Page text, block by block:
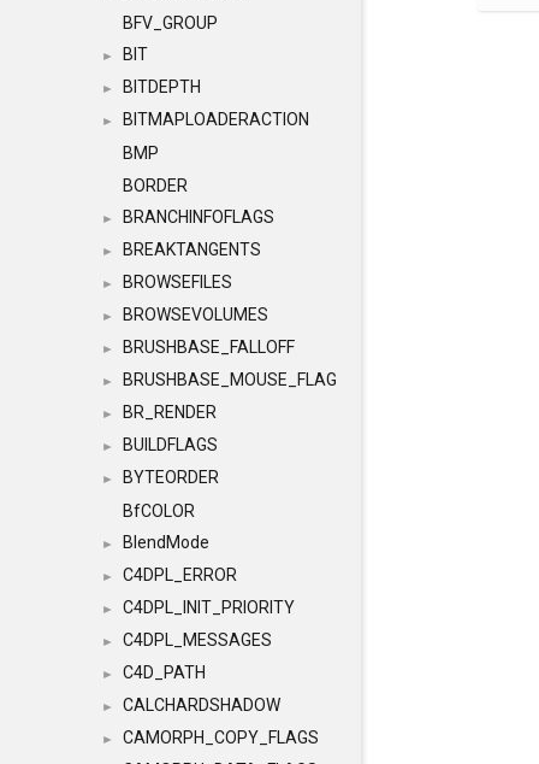
BFV_GROUP
► BIT
► BITDEPTH
►
BITMAPLOADERACTION
BMP
BORDER
► BRANCHINFOFLAGS
► BREAKTANGENTS
► BROWSEFILES
► BROWSEVOLUMES
► BRUSHBASE_FALLOFF
► BRUSHBASE_MOUSE_FLAG
► BR_RENDER
► BUILDFLAGS
►
BYTEORDER
BfCOLOR
► BlendMode
► C4DPL_ERROR
► C4DPL_INIT_PRIORITY
► C4DPL_MESSAGES
► C4D_PATH
► CALCHARDSHADOW
►
CAMORPH_COPY_FLAGS